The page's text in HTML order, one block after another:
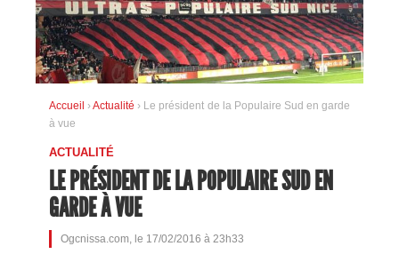
Accueil ›Actualité › Le président de la Populaire Sud en garde
à vue
ACTUALITÉ
LE PRÉSIDENT DE LA POPULAIRE SUD EN
GARDE À VUE
Ogcnissa.com, le 17/02/2016 à 23h33